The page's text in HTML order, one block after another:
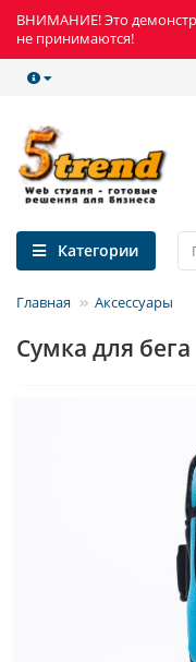
ВНИМАНИЕ! Это
не принимаются!
Категории
Главная Аксессуары
Сумка для бега